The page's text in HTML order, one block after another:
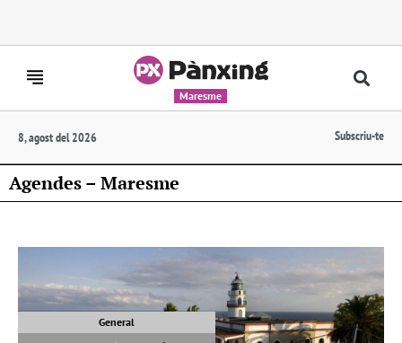
Maresme
8, agost del 2026 Subscriu-te
Agendes – Maresme
General